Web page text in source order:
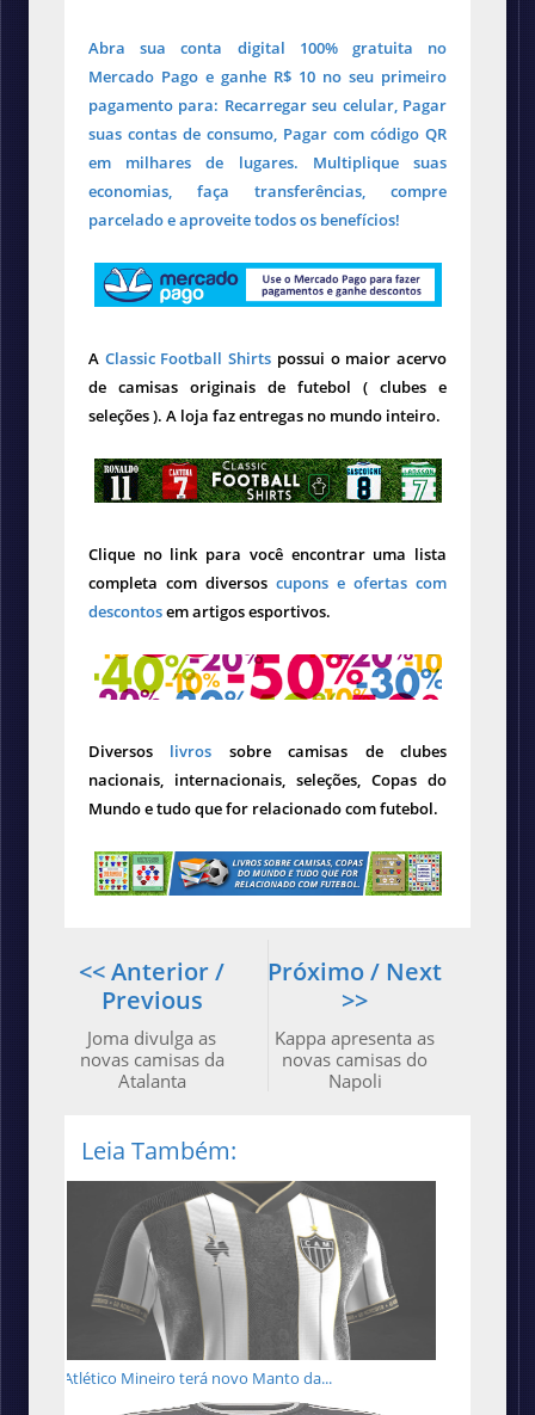
Abra sua conta digital 100% gratuita no
Mercado Pago e ganhe R$ 10 no seu primeiro
pagamento para: Recarregar seu celular, Pagar
suas contas de consumo, Pagar com código QR
em milhares de lugares. Multiplique suas
economias, faça transferências, compre
parcelado e aproveite todos os benefícios!
A Classic Football Shirts possui o maior acervo
de camisas originais de futebol ( clubes e
seleções ). A loja faz entregas no mundo inteiro.
Clique no link para você encontrar uma lista
completa com diversos cupons e ofertas com
descontosem artigos esportivos.
Diversos livros sobre camisas de clubes
nacionais, internacionais, seleções, Copas do
Mundo e tudo que for relacionado com futebol.
Próximo / Next
>>
Kappa apresenta as
novas camisas do
Napoli
<< Anterior /
Previous
Joma divulga as
novas camisas da
Atalanta
Leia Também:
Atlético Mineiro terá novo Manto da...